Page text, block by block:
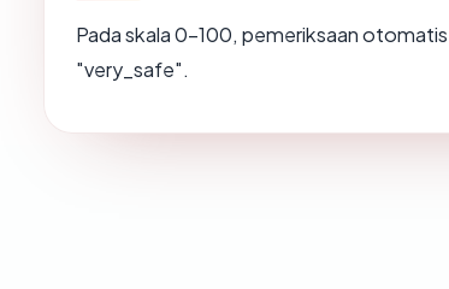
Pada skala 0-100, pemeriksaan
"very_safe".